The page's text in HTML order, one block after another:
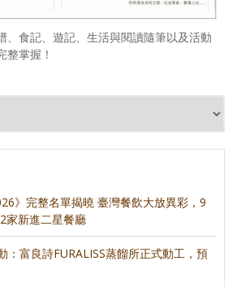
、食記、遊記、生活與閱讀隨筆以及活動
整掌握！
》完整名單揭曉 臺灣餐飲大放異彩，9
家新進二星餐廳
：富良詩FURALISS蒸餾所正式動工，預